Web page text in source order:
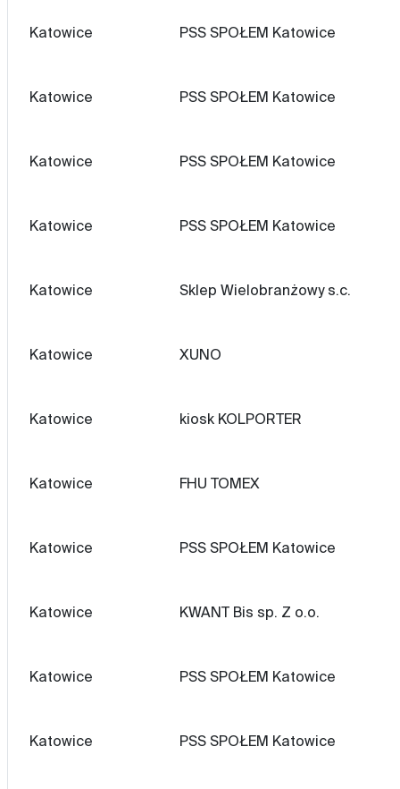
Katowice PSS SPOŁEM Katowice
Katowice PSS SPOŁEM Katowice
Katowice PSS SPOŁEM Katowice
Katowice PSS SPOŁEM Katowice
Katowice Sklep Wielobranżowy s.c.
Katowice XUNO
Katowice kiosk KOLPORTER
Katowice FHU TOMEX
Katowice PSS SPOŁEM Katowice
Katowice KWANT Bis sp. Z o.o.
Katowice PSS SPOŁEM Katowice
Katowice PSS SPOŁEM Katowice